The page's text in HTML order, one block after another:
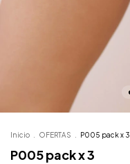
Inicio OFERTAS P005 pack x 3
P005 pack x 3